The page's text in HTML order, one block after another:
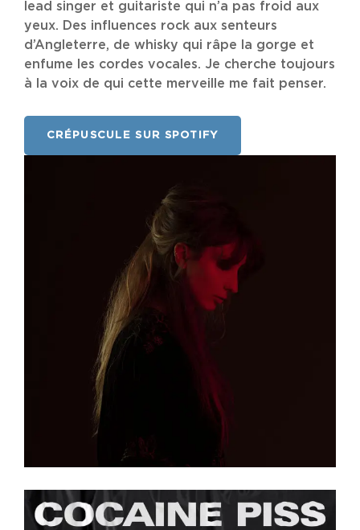
lead singer et guitariste qui n’a pas froid aux
yeux. Des influences rock aux senteurs
d’Angleterre, de whisky qui râpe la gorge et
enfume les cordes vocales. Je cherche toujours
à la voix de qui cette merveille me fait penser.
CRÉPUSCULE SUR SPOTIFY